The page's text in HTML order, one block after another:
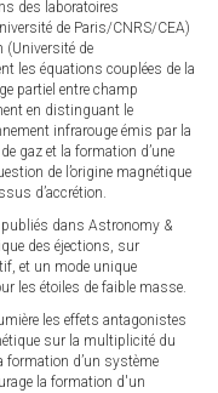
des laboratoires
de Paris/CNRS/CEA)
(Université de
les équations couplées de la
partiel entre champ
en distinguant le
infrarouge émis par la
gaz et la formation d’une
de l’origine magnétique
d’accrétion.
publiés dans Astronomy &
des éjections, sur
et un mode unique
les étoiles de faible masse.
les effets antagonistes
sur la multiplicité du
formation d’un système
la formation d'un